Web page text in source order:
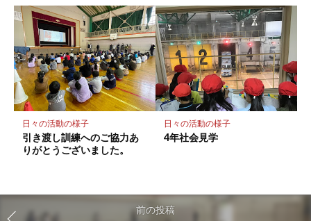
日々の活動の様子
引き渡し訓練へのご協力あ
りがとうございました。
日々の活動の様子
4年社会見学
前の投稿